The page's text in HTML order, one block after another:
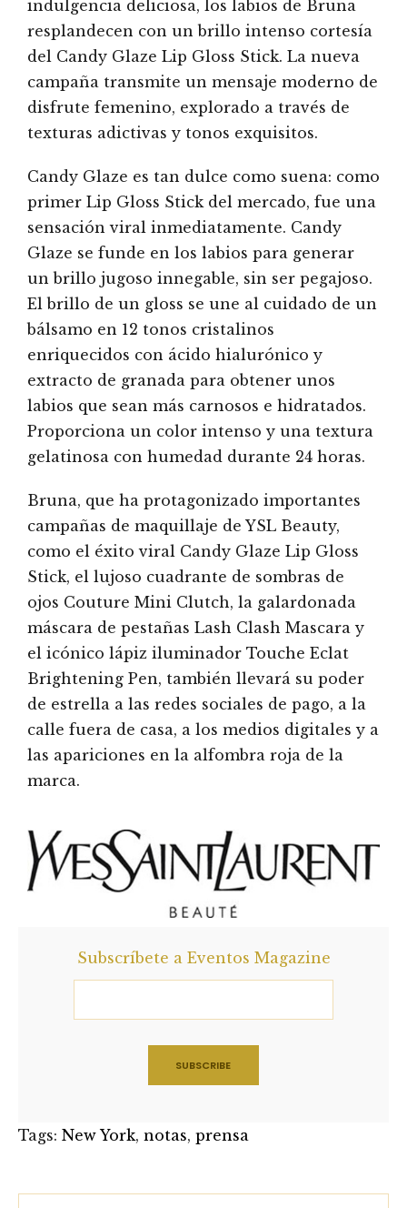
indulgencia deliciosa, los labios de Bruna
resplandecen con un brillo intenso cortesía
del Candy Glaze Lip Gloss Stick. La nueva
campaña transmite un mensaje moderno de
disfrute femenino, explorado a través de
texturas adictivas y tonos exquisitos.
Candy Glaze es tan dulce como suena: como
primer Lip Gloss Stick del mercado, fue una
sensación viral inmediatamente. Candy
Glaze se funde en los labios para generar
un brillo jugoso innegable, sin ser pegajoso.
El brillo de un gloss se une al cuidado de un
bálsamo en 12 tonos cristalinos
enriquecidos con ácido hialurónico y
extracto de granada para obtener unos
labios que sean más carnosos e hidratados.
Proporciona un color intenso y una textura
gelatinosa con humedad durante 24 horas.
Bruna, que ha protagonizado importantes
campañas de maquillaje de YSL Beauty,
como el éxito viral Candy Glaze Lip Gloss
Stick, el lujoso cuadrante de sombras de
ojos Couture Mini Clutch, la galardonada
máscara de pestañas Lash Clash Mascara y
el icónico lápiz iluminador Touche Eclat
Brightening Pen, también llevará su poder
de estrella a las redes sociales de pago, a la
calle fuera de casa, a los medios digitales y a
las apariciones en la alfombra roja de la
marca.
Subscríbete a Eventos Magazine
Tags: New York, notas, prensa